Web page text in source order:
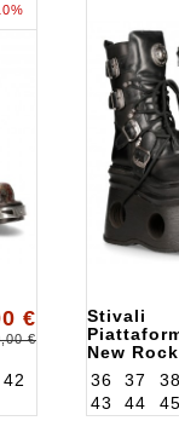
€
€
42
Stivali
New Rock
36 37 38
43
44 45